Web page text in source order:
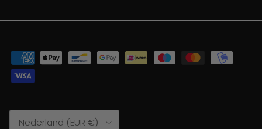
Land/Regio
Nederland (EUR €)